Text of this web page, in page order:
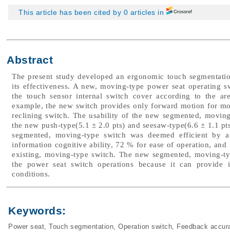
This article has been cited by 0 articles in
Abstract
The present study developed an ergonomic touch
its effectiveness. A new, moving-type power seat operating
the touch sensor internal switch cover according to the
example, the new switch provides only forward motion for
reclining switch. The usability of the new segmented,
the new push-type(5.1 ± 2.0 pts) and seesaw-type(6.6 ± 1.1
segmented, moving-type switch was deemed efficient
information cognitive ability, 72 % for ease of operation,
existing, moving-type switch. The new segmented,
the power seat switch operations because it can
conditions.
Keywords:
Power seat, Touch segmentation, Operation switch, Feedback